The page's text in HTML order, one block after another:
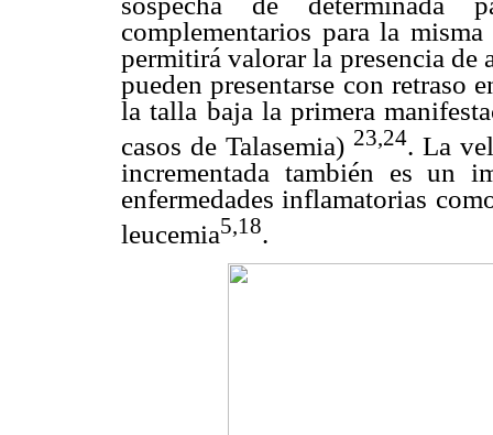
complementarios para la
permitirá valorar la presencia de
pueden presentarse con retraso
la talla baja la primera
casos de Talasemia) 23,24. La
incrementada también es un
enfermedades inflamatorias
leucemia5,18.